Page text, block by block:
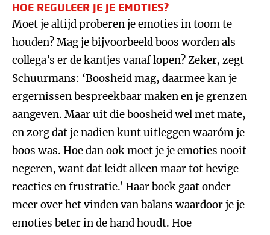
HOE REGULEER JE JE EMOTIES?
Moet je altijd proberen je emoties in toom te
houden? Mag je bijvoorbeeld boos worden als
collega’s er de kantjes vanaf lopen? Zeker, zegt
Schuurmans: ‘Boosheid mag, daarmee kan je
ergernissen bespreekbaar maken en je grenzen
aangeven. Maar uit die boosheid wel met mate,
en zorg dat je nadien kunt uitleggen waaróm je
boos was. Hoe dan ook moet je je emoties nooit
negeren, want dat leidt alleen maar tot hevige
reacties en frustratie.’ Haar boek gaat onder
meer over het vinden van balans waardoor je je
emoties beter in de hand houdt. Hoe